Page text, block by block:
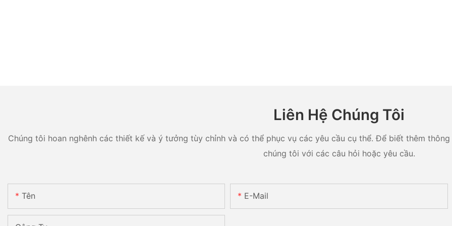
Liên Hệ Chúng Tôi
Chúng tôi hoan nghênh các thiết kế và ý tưởng tùy chỉnh và có thể phục vụ các yêu cầu cụ thể. Để biết thêm
chúng tôi với các câu hỏi hoặc yêu cầu.
Tên E-Mail